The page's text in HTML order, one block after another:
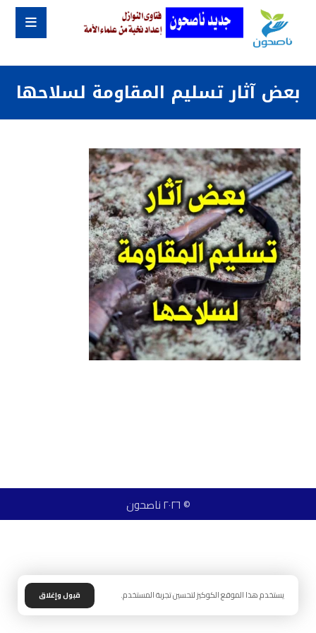
بعض آثار تسليم المقاومة لسلاحها
© ٢٠٢٦ ناصحون
يستخدم هذا الموقع الكوكيز لتحسين تجربة المستخدم. قبول وإغلاق